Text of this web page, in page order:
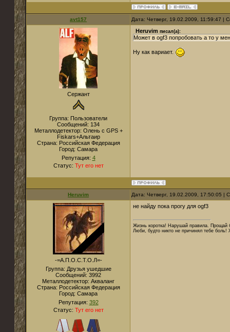
avt157 Дата: Четверг, 19.02.2009, 11:59:47 |
Сержант
Группа: Пользователи
Сообщений: 134
Металлодетектор: Олень с GPS +
Fiskars+Альтаир
Страна: Российская Федерация
Город: Самара
Репутация: 4
Статус: Тут его нет
Heruvim писал(а):
Может в ogf3 попробовать а то у
Ну как вариает.
Heruvim Дата: Четверг, 19.02.2009, 17:50:05 |
-=А.П.О.С.Т.О.Л=-
Группа: Друзья ушедшие
Сообщений: 3992
Металлодетектор: Акваланг
Страна: Российская Федерация
Город: Самара
Репутация: 392
Статус: Тут его нет
не найду пока прогу для ogf3
Жизнь коротка! Нарушай правила. Прощай
Люби, будто никто не причинял тебе